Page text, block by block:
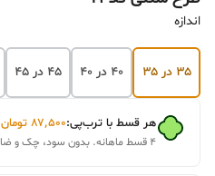
اندازه
۳۵ در ۳۵ ۴۰ در ۴۰ ۴۵ در ۴۵
هر قسط با ترب‌پی:۸۷٬۵۰۰ تومان
۴ قسط ماهانه. بدون سود، چک و ضامن.